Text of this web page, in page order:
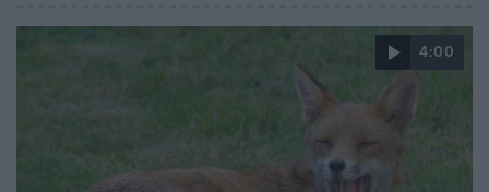
4:00